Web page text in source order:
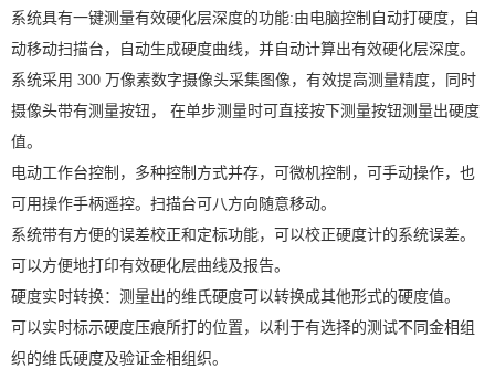
系统具有一键测量有效硬化层深度的功能:由电脑控制自动打硬度，自
动移动扫描台，自动生成硬度曲线，并自动计算出有效硬化层深度。
系统采用 300 万像素数字摄像头采集图像，有效提高测量精度，同时
摄像头带有测量按钮， 在单步测量时可直接按下测量按钮测量出硬度
值。
电动工作台控制，多种控制方式并存，可微机控制，可手动操作，也
可用操作手柄遥控。扫描台可八方向随意移动。
系统带有方便的误差校正和定标功能，可以校正硬度计的系统误差。
可以方便地打印有效硬化层曲线及报告。
硬度实时转换：测量出的维氏硬度可以转换成其他形式的硬度值。
可以实时标示硬度压痕所打的位置，以利于有选择的测试不同金相组
织的维氏硬度及验证金相组织。